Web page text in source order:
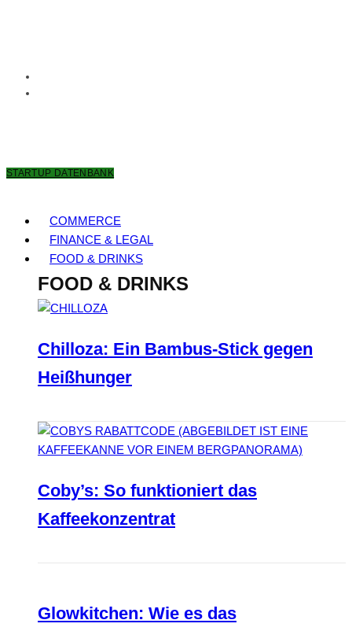
STARTUP DATENBANK
COMMERCE
FINANCE & LEGAL
FOOD & DRINKS
FOOD & DRINKS
Chilloza: Ein Bambus-Stick gegen
Heißhunger
Coby’s: So funktioniert das
Kaffeekonzentrat
Glowkitchen: Wie es das